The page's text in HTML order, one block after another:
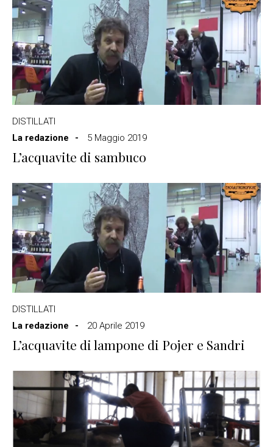
DISTILLATI
La redazione
5 Maggio 2019
L’acquavite di sambuco
DISTILLATI
La redazione
20 Aprile 2019
L’acquavite di lampone di Pojer e Sandri